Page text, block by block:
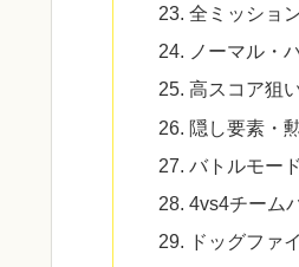
全ミッショ
ノーマル・
高スコア狙
隠し要素・
バトルモー
4vs4チーム
ドッグファ